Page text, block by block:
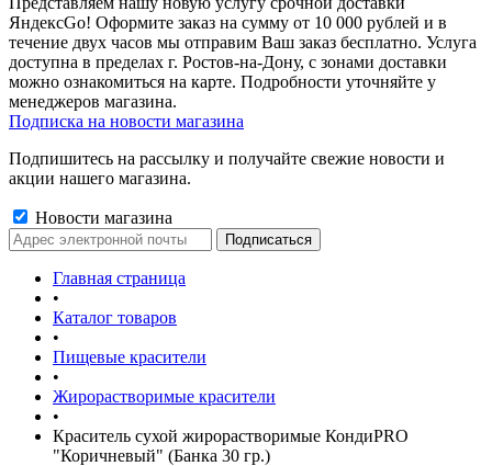
ЯндексGo! Оформите заказ на сумму от 10 000 рублей и в
течение двух часов мы отправим Ваш заказ бесплатно. Услуга
доступна в пределах г. Ростов-на-Дону, с зонами доставки
можно ознакомиться на карте. Подробности уточняйте у
менеджеров магазина.
Подписка на новости магазина
Подпишитесь на рассылку и получайте свежие новости и
акции нашего магазина.
Новости магазина
Главная страница
•
Каталог товаров
•
Пищевые красители
•
Жирорастворимые красители
•
Краситель сухой жирорастворимые КондиPRO
"Коричневый" (Банка 30 гр.)